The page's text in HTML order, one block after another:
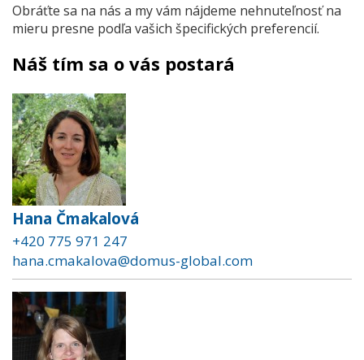
Obráťte sa na nás a my vám nájdeme nehnuteľnosť na
mieru presne podľa vašich špecifických preferencií.
Náš tím sa o vás postará
Hana Čmakalová
+420 775 971 247
hana.cmakalova@domus-global.com